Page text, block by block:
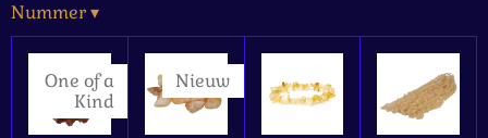
Nummer▾
One of a
Kind
Nieuw